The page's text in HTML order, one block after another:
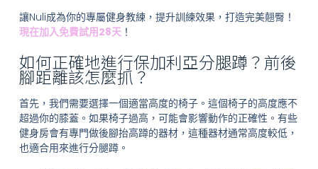
讓Nuli成為你的專屬健身教練，提升訓練效果，打造完美翹臀！
現在加入免費試用28天！
如何正確地進行保加利亞分腿蹲？前後
腳距離該怎麼抓？
首先，我們需要選擇一個適當高度的椅子。這個椅子的高度應不
超過你的膝蓋。如果椅子過高，可能會影響動作的正確性。有些
健身房會有專門做後腳抬高蹲的器材，這種器材通常高度較低，
也適合用來進行分腿蹲。